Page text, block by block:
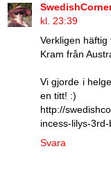
kl. 23:39
Verkligen
Kram från
Vi gjorde i
en titt! :)
http://
incess-lilys-
Svara